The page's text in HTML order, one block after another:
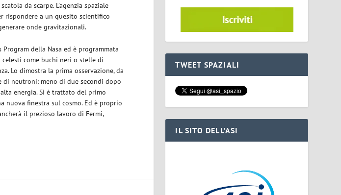
da scarpe. L’agenzia spaziale
rispondere a un quesito scientifico
onde gravitazionali.
Program della Nasa ed è programmata
come buchi neri o stelle di
Lo dimostra la prima osservazione, da
neutroni: meno di due secondi dopo
energia. Si è trattato del primo
nuova finestra sul cosmo. Ed è proprio
il prezioso lavoro di Fermi,
TWEET SPAZIALI
IL SITO DELL’ASI